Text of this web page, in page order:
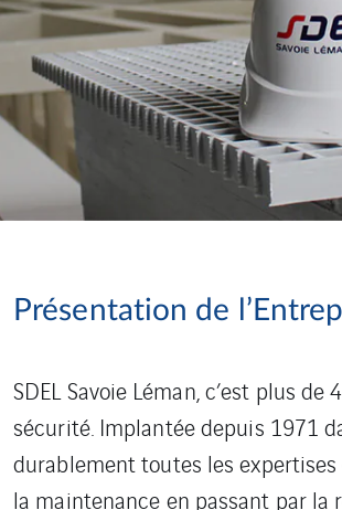
Présentation de
SDEL Savoie Léman, c’est plus
sécurité. Implantée depuis 1971
durablement toutes les
la maintenance en passant par la